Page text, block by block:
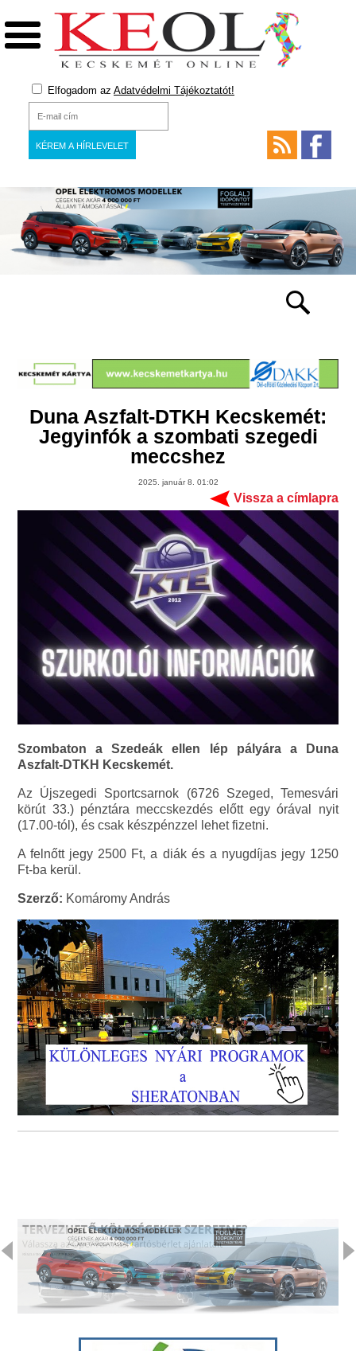
Elfogadom az Adatvédelmi Tájékoztatót!
Duna Aszfalt-DTKH Kecskemét:
Jegyinfók a szombati szegedi
meccshez
2025. január 8. 01:02
Vissza a címlapra
Szombaton a Szedeák ellen lép pályára a Duna
Aszfalt-DTKH Kecskemét.
Az Újszegedi Sportcsarnok (6726 Szeged, Temesvári
körút 33.) pénztára meccskezdés előtt egy órával nyit
(17.00-tól), és csak készpénzzel lehet fizetni.
A felnőtt jegy 2500 Ft, a diák és a nyugdíjas jegy 1250
Ft-ba kerül.
Szerző: Komáromy András